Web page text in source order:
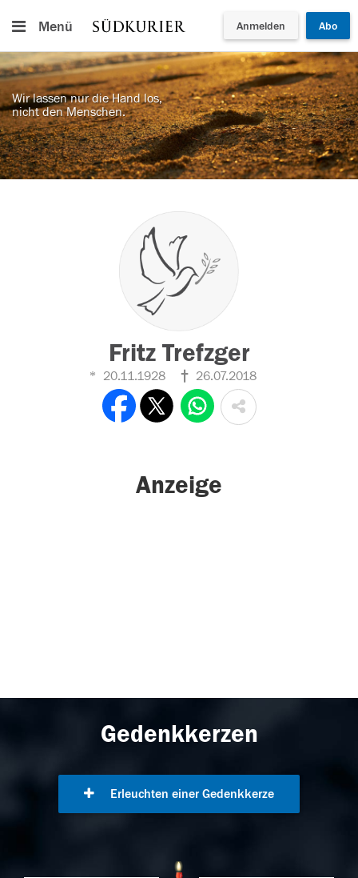
Menü Anmelden Abo
Wir lassen nur die Hand los,
nicht den Menschen.
Fritz Trefzger
20.11.1928 26.07.2018
Anzeige
Gedenkkerzen
Erleuchten einer Gedenkkerze